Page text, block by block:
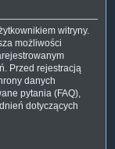
witryny.
możliwości
Przed rejestracją
danych
pytania (FAQ),
dotyczących